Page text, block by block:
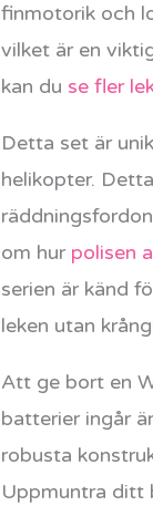
finmotorik och
vilket är en
kan du se fler
Detta set är
helikopter.
om hur polisen
serien är känd
leken utan
Att ge bort en
batterier ingår
robusta
Uppmuntra ditt